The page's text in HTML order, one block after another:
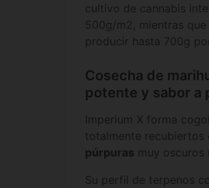
cultivo de cannabis
500g/m2, mientras
producir hasta 700g
Cosecha de
potente y sabor a
Imperium X forma
totalmente recubiertos
púrpuras muy oscuros
Su perfil de terpenos